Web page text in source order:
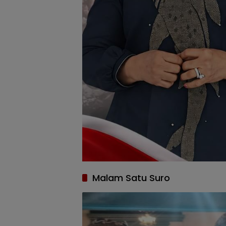
Malam Satu Suro